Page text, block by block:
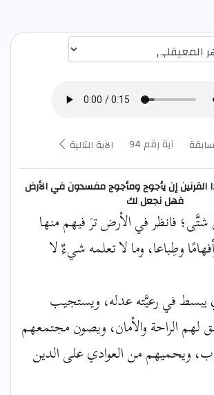
اختيار قارئ الآية
آية رقم 94 الآية التالية
القرنين إن يأجوج ومأجوج مفسدون في الأرض
فهل نجعل لك
شتَّى؛ فانظر في الأرض ترَ فيهم منها
وطِباعا، وما لا تعلمه شيءٌ لا
يبسط في رعيَّته عدله، ويستجيب
لهم الراحة والأمان، ويصون مجتمعهم
ويحميهم من العوادي على الدين